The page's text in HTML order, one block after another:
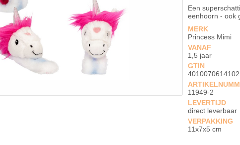
Een
eenhoorn - ook
MERK
Princess Mimi
VANAF
1,5 jaar
GTIN
4010070614102
11949-2
LEVERTIJD
direct leverbaar
VERPAKKING
11x7x5 cm